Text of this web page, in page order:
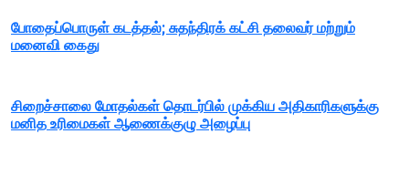
போதைப்பொருள் கடத்தல்; சுதந்திரக் கட்சி தலைவர் மற்றும்
மனைவி கைது
சிறைச்சாலை மோதல்கள் தொடர்பில் முக்கிய அதிகாரிகளுக்கு
மனித உரிமைகள் ஆணைக்குழு அழைப்பு